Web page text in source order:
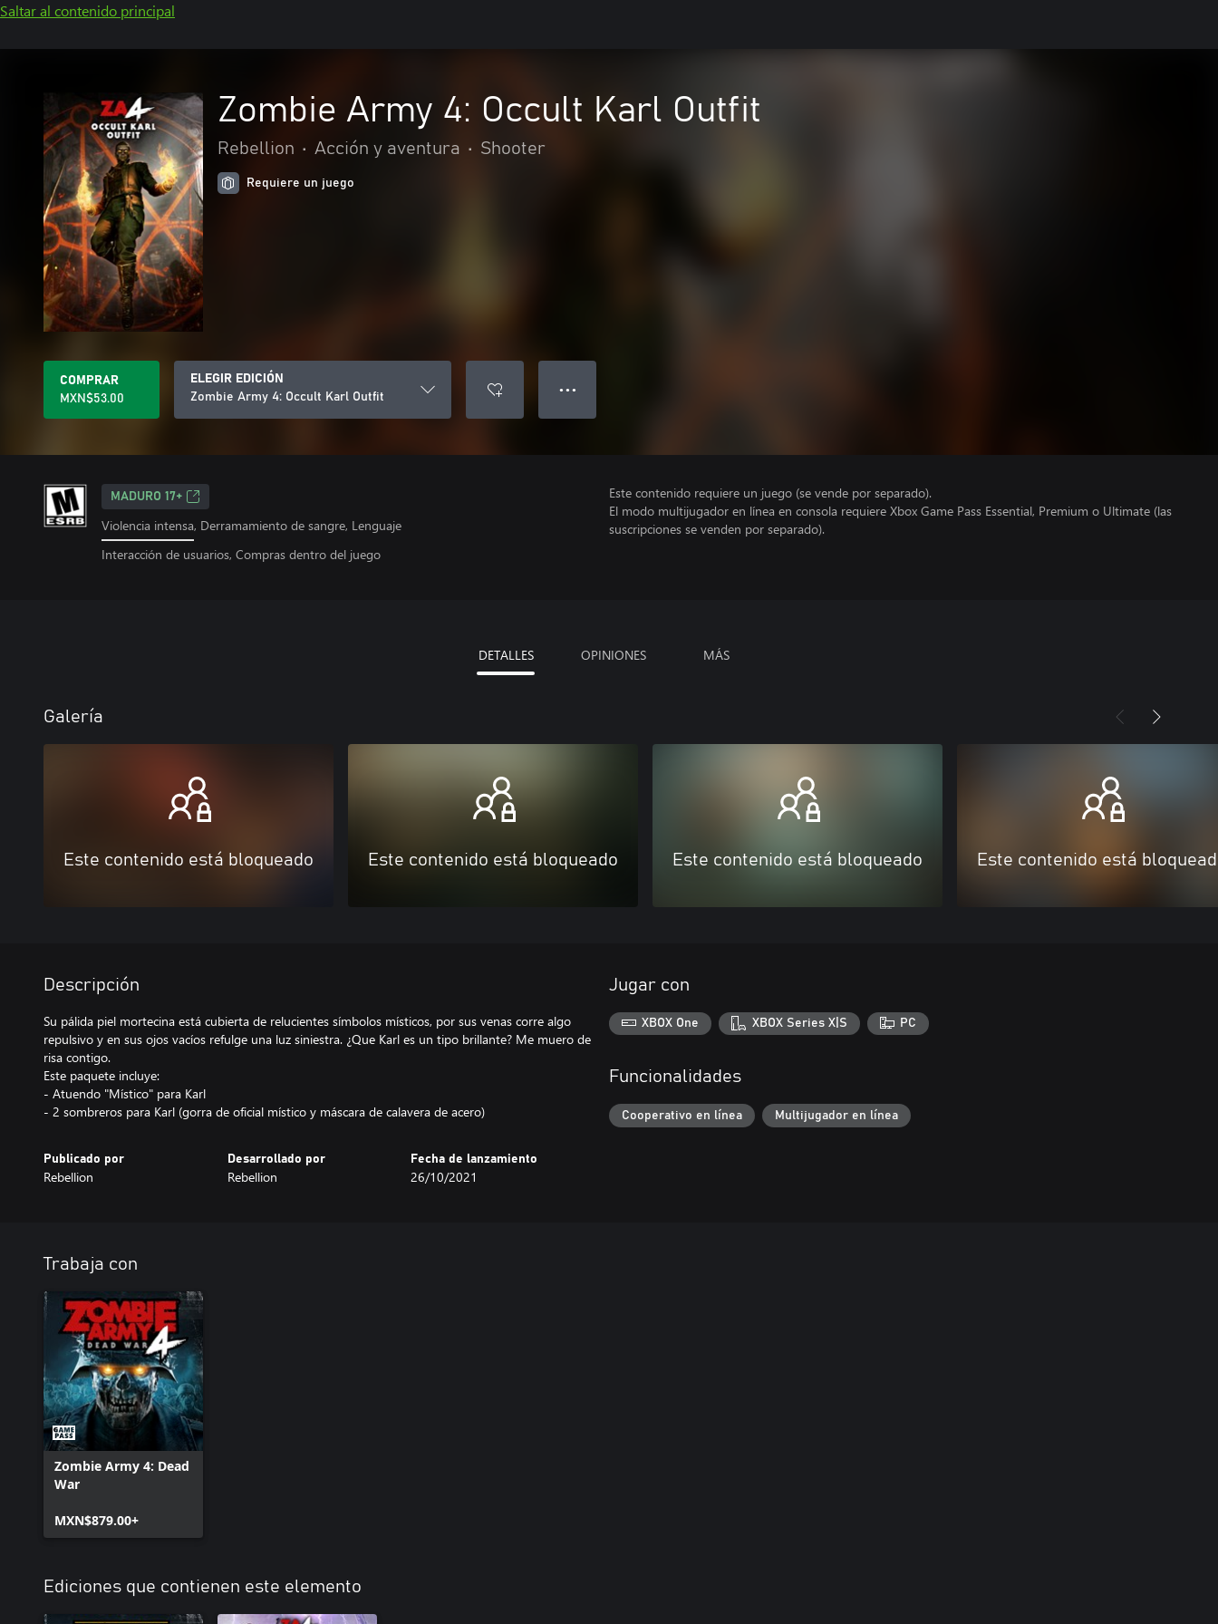
Saltar al contenido principal
Zombie Army 4: Occult Karl Outfit
Rebellion • Acción y aventura • Shooter
Requiere un juego
COMPRAR
MXN$53.00
ELEGIR EDICIÓN
Zombie Army 4: Occult Karl Outfit
● ● ●
MADURO 17+
Violencia intensa, Derramamiento de sangre, Lenguaje
Interacción de usuarios, Compras dentro del juego
Este contenido requiere un juego (se vende por separado).
El modo multijugador en línea en consola requiere Xbox Game Pass Essential, Premium o Ultimate (las
suscripciones se venden por separado).
DETALLES OPINIONES MÁS
Galería
Este contenido está bloqueado Este contenido está bloqueado Este contenido está bloqueado Este contenido está
Descripción
Su pálida piel mortecina está cubierta de relucientes símbolos místicos, por sus venas corre algo
repulsivo y en sus ojos vacíos refulge una luz siniestra. ¿Que Karl es un tipo brillante? Me muero de
risa contigo.
Este paquete incluye:
- Atuendo "Místico" para Karl
- 2 sombreros para Karl (gorra de oficial místico y máscara de calavera de acero)
Publicado por
Rebellion
Desarrollado por
Rebellion
Fecha de lanzamiento
26/10/2021
Jugar con
XBOX One XBOX Series X|S PC
Funcionalidades
Cooperativo en línea Multijugador en línea
Trabaja con
Zombie Army 4: Dead
War
MXN$879.00+
Ediciones que contienen este elemento